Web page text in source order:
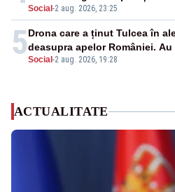
Social -2 aug. 2026, 23:25
5Social -2 aug. 2026, 19:28
Drona care a ținut Tulcea în
deasupra apelor României.
ACTUALITATE